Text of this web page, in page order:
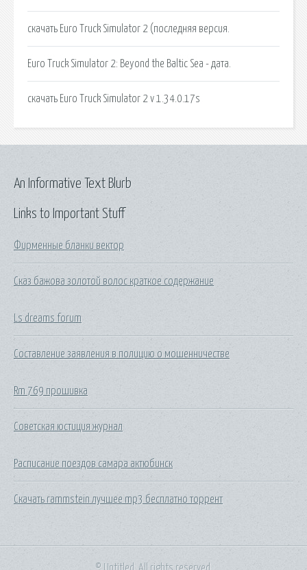
скачать Euro Truck Simulator 2 (последняя версия.
Euro Truck Simulator 2: Beyond the Baltic Sea - дата.
скачать Euro Truck Simulator 2 v 1.34.0.17s
Links to Important Stuff
Фирменные бланки вектор
Сказ бажова золотой волос краткое содержание
Ls dreams forum
Составление заявления в полицию о мошенничестве
Rm 769 прошивка
Советская юстиция журнал
Расписание поездов самара актюбинск
Скачать rammstein лучшее mp3 бесплатно торрент
An Informative Text Blurb
© Untitled. All rights reserved.